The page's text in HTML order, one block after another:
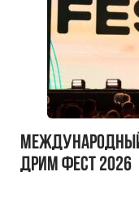
ДРИМ ФЕСТ 2026